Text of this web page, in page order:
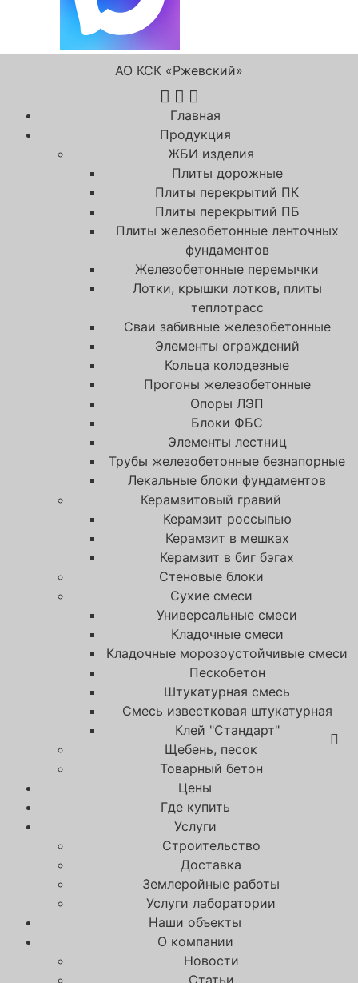
АО КСК «Ржевский»
Главная
Продукция
ЖБИ изделия
Плиты дорожные
Плиты перекрытий ПК
Плиты перекрытий ПБ
Плиты железобетонные ленточных
фундаментов
Железобетонные перемычки
Лотки, крышки лотков, плиты
теплотрасс
Сваи забивные железобетонные
Элементы ограждений
Кольца колодезные
Прогоны железобетонные
Опоры ЛЭП
Блоки ФБС
Элементы лестниц
Трубы железобетонные безнапорные
Лекальные блоки фундаментов
Керамзитовый гравий
Керамзит россыпью
Керамзит в мешках
Керамзит в биг бэгах
Cтеновые блоки
Сухие смеси
Универсальные смеси
Кладочные смеси
Кладочные морозоустойчивые смеси
Пескобетон
Штукатурная смесь
Смесь известковая штукатурная
Клей "Стандарт"
Щебень, песок
Товарный бетон
Цены
Где купить
Услуги
Строительство
Доставка
Землеройные работы
Услуги лаборатории
Наши объекты
О компании
Новости
Статьи